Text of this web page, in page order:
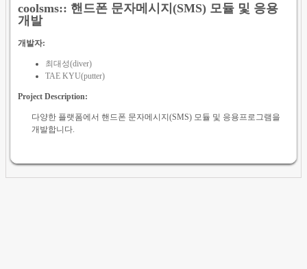
coolsms:: 핸드폰 문자메시지(SMS) 모듈 및 응용
개발
개발자:
최대성(diver)
TAE KYU(putter)
Project Description:
다양한 플랫폼에서 핸드폰 문자메시지(SMS) 모듈 및 응용프로그램을
개발합니다.